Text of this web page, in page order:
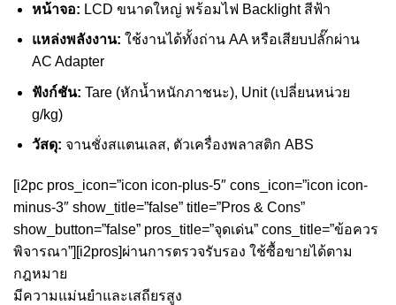
หน้าจอ: LCD ขนาดใหญ่ พร้อมไฟ Backlight สีฟ้า
แหล่งพลังงาน: ใช้งานได้ทั้งถ่าน AA หรือเสียบปลั๊กผ่าน
AC Adapter
ฟังก์ชัน: Tare (หักน้ำหนักภาชนะ), Unit (เปลี่ยนหน่วย
g/kg)
วัสดุ: จานชั่งสแตนเลส, ตัวเครื่องพลาสติก ABS
[i2pc pros_icon=”icon icon-plus-5″ cons_icon=”icon icon-
minus-3″ show_title=”false” title=”Pros & Cons”
show_button=”false” pros_title=”จุดเด่น” cons_title=”ข้อควร
พิจารณา”][i2pros]ผ่านการตรวจรับรอง ใช้ซื้อขายได้ตาม
กฎหมาย
มีความแม่นยำและเสถียรสูง